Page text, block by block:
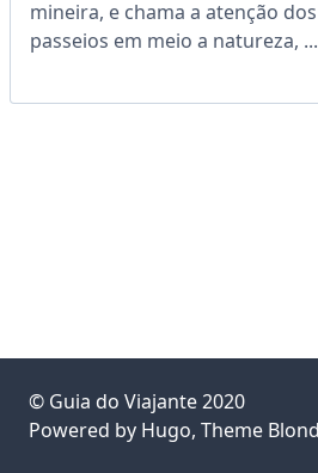
mineira, e chama a atenção
passeios em meio a natureza, ...
© Guia do Viajante2020
Powered by Hugo, Theme